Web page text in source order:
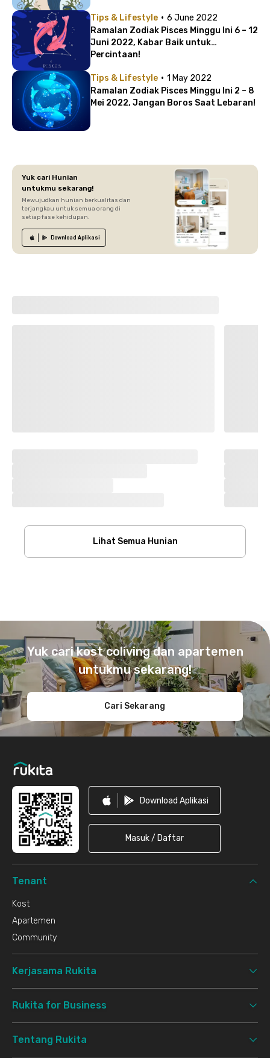
Tips & Lifestyle · 6 June 2022
Ramalan Zodiak Pisces Minggu Ini 6 – 12
Juni 2022, Kabar Baik untuk
Percintaan!
Tips & Lifestyle · 1 May 2022
Ramalan Zodiak Pisces Minggu Ini 2 – 8
Mei 2022, Jangan Boros Saat Lebaran!
Yuk cari Hunian
untukmu sekarang!
Mewujudkan hunian berkualitas dan
terjangkau untuk semua orang di
setiap fase kehidupan.
Download Aplikasi
Lihat Semua Hunian
Yuk cari kost coliving dan apartemen
untukmu sekarang!
Cari Sekarang
Download Aplikasi
Masuk / Daftar
Tenant
Kost
Apartemen
Community
Kerjasama Rukita
Rukita for Business
Tentang Rukita